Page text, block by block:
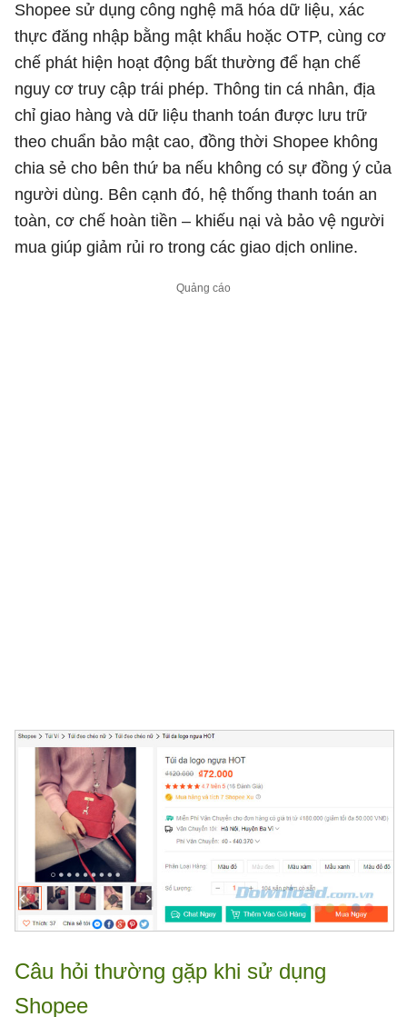
Shopee sử dụng công nghệ mã hóa dữ liệu, xác
thực đăng nhập bằng mật khẩu hoặc OTP, cùng cơ
chế phát hiện hoạt động bất thường để hạn chế
nguy cơ truy cập trái phép. Thông tin cá nhân, địa
chỉ giao hàng và dữ liệu thanh toán được lưu trữ
theo chuẩn bảo mật cao, đồng thời Shopee không
chia sẻ cho bên thứ ba nếu không có sự đồng ý của
người dùng. Bên cạnh đó, hệ thống thanh toán an
toàn, cơ chế hoàn tiền – khiếu nại và bảo vệ người
mua giúp giảm rủi ro trong các giao dịch online.
Câu hỏi thường gặp khi sử dụng
Shopee